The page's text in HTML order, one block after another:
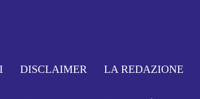
DISCLAIMER LA REDAZIONE